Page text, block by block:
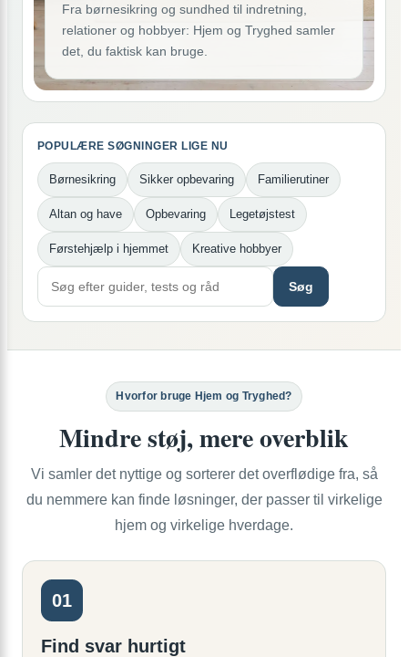
Fra børnesikring og sundhed til indretning,
relationer og hobbyer: Hjem og Tryghed samler
det, du faktisk kan bruge.
POPULÆRE SØGNINGER LIGE NU
Børnesikring Sikker opbevaring Familierutiner
Altan og have Opbevaring Legetøjstest
Førstehjælp i hjemmet Kreative hobbyer
Søg
Hvorfor bruge Hjem og Tryghed?
Mindre støj, mere overblik
Vi samler det nyttige og sorterer det overflødige fra, så
du nemmere kan finde løsninger, der passer til virkelige
hjem og virkelige hverdage.
01
Find svar hurtigt